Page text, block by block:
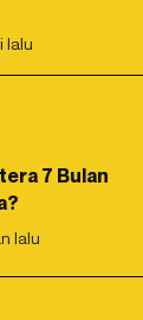
lalu
7 Bulan
lalu